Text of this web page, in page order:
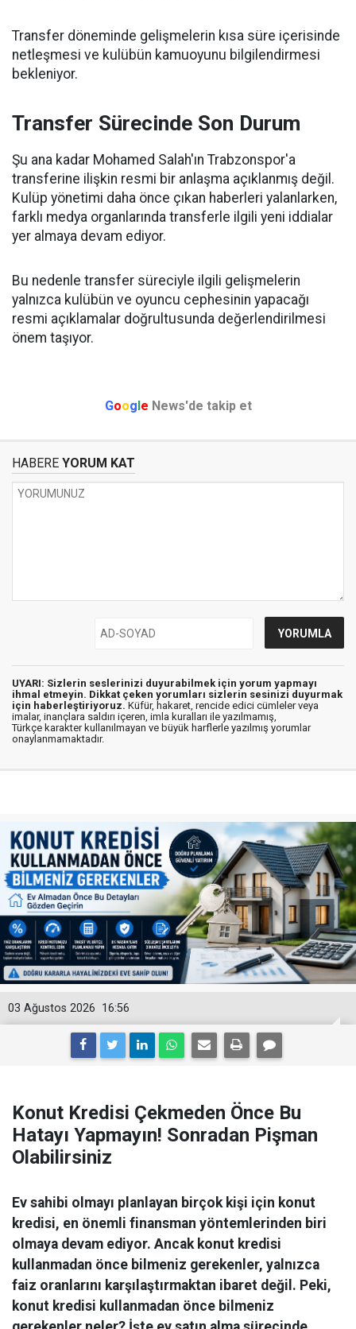
Transfer döneminde gelişmelerin kısa süre içerisinde
netleşmesi ve kulübün kamuoyunu bilgilendirmesi
bekleniyor.
Transfer Sürecinde Son Durum
Şu ana kadar Mohamed Salah'ın Trabzonspor'a
transferine ilişkin resmi bir anlaşma açıklanmış değil.
Kulüp yönetimi daha önce çıkan haberleri yalanlarken,
farklı medya organlarında transferle ilgili yeni iddialar
yer almaya devam ediyor.
Bu nedenle transfer süreciyle ilgili gelişmelerin
yalnızca kulübün ve oyuncu cephesinin yapacağı
resmi açıklamalar doğrultusunda değerlendirilmesi
önem taşıyor.
Google News'de takip et
HABERE YORUM KAT
UYARI: Sizlerin seslerinizi duyurabilmek için yorum yapmayı
ihmal etmeyin. Dikkat çeken yorumları sizlerin sesinizi duyurmak
için haberleştiriyoruz. Küfür, hakaret, rencide edici cümleler veya
imalar, inançlara saldırı içeren, imla kuralları ile yazılmamış,
Türkçe karakter kullanılmayan ve büyük harflerle yazılmış yorumlar
onaylanmamaktadır.
16:56
03 Ağustos 2026
Konut Kredisi Çekmeden Önce Bu
Hatayı Yapmayın! Sonradan Pişman
Olabilirsiniz
Ev sahibi olmayı planlayan birçok kişi için konut
kredisi, en önemli finansman yöntemlerinden biri
olmaya devam ediyor. Ancak konut kredisi
kullanmadan önce bilmeniz gerekenler, yalnızca
faiz oranlarını karşılaştırmaktan ibaret değil. Peki,
konut kredisi kullanmadan önce bilmeniz